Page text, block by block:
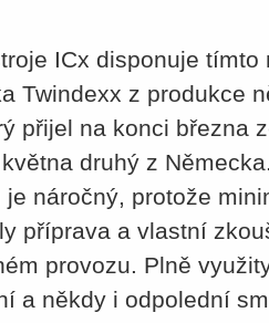
ICx disponuje
Twindexx z produkce
přijel na konci března
druhý z
je náročný, protože
příprava a vlastní
provozu. Plně
a někdy i odpolední